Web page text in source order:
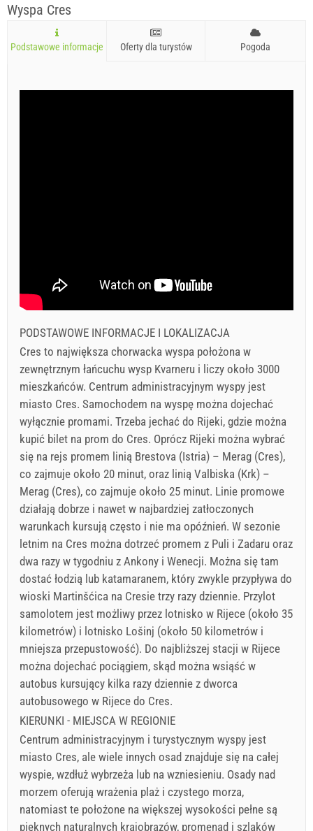
Wyspa Cres
Podstawowe informacje Oferty dla turystów Pogoda
PODSTAWOWE INFORMACJE I LOKALIZACJA
Cres to największa chorwacka wyspa położona w
zewnętrznym łańcuchu wysp Kvarneru i liczy około 3000
mieszkańców. Centrum administracyjnym wyspy jest
miasto Cres. Samochodem na wyspę można dojechać
wyłącznie promami. Trzeba jechać do Rijeki, gdzie można
kupić bilet na prom do Cres. Oprócz Rijeki można wybrać
się na rejs promem linią Brestova (Istria) – Merag (Cres),
co zajmuje około 20 minut, oraz linią Valbiska (Krk) –
Merag (Cres), co zajmuje około 25 minut. Linie promowe
działają dobrze i nawet w najbardziej zatłoczonych
warunkach kursują często i nie ma opóźnień. W sezonie
letnim na Cres można dotrzeć promem z Puli i Zadaru oraz
dwa razy w tygodniu z Ankony i Wenecji. Można się tam
dostać łodzią lub katamaranem, który zwykle przypływa do
wioski Martinšćica na Cresie trzy razy dziennie. Przylot
samolotem jest możliwy przez lotnisko w Rijece (około 35
kilometrów) i lotnisko Lošinj (około 50 kilometrów i
mniejsza przepustowość). Do najbliższej stacji w Rijece
można dojechać pociągiem, skąd można wsiąść w
autobus kursujący kilka razy dziennie z dworca
autobusowego w Rijece do Cres.
KIERUNKI - MIEJSCA W REGIONIE
Centrum administracyjnym i turystycznym wyspy jest
miasto Cres, ale wiele innych osad znajduje się na całej
wyspie, wzdłuż wybrzeża lub na wzniesieniu. Osady nad
morzem oferują wrażenia plaż i czystego morza,
natomiast te położone na większej wysokości pełne są
pięknych naturalnych krajobrazów, promenad i szlaków